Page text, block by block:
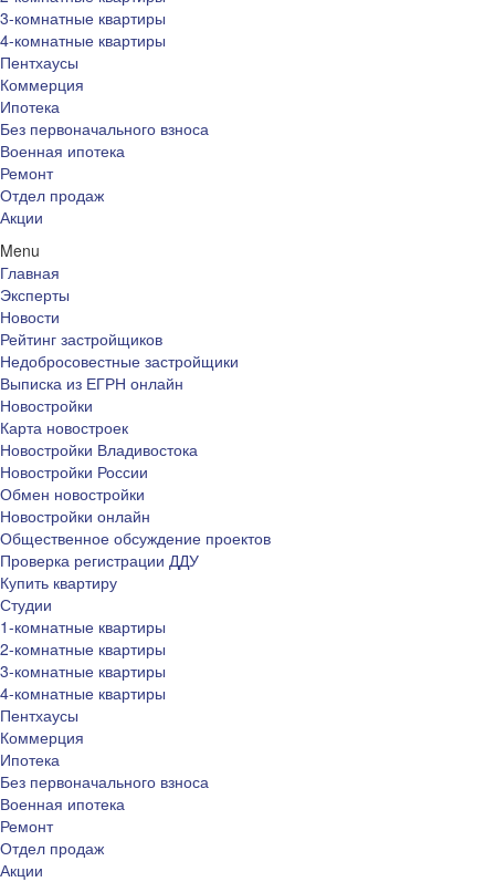
3-комнатные квартиры
4-комнатные квартиры
Пентхаусы
Коммерция
Ипотека
Без первоначального взноса
Военная ипотека
Ремонт
Отдел продаж
Акции
Menu
Главная
Эксперты
Новости
Рейтинг застройщиков
Недобросовестные застройщики
Выписка из ЕГРН онлайн
Новостройки
Карта новостроек
Новостройки Владивостока
Новостройки России
Обмен новостройки
Новостройки онлайн
Общественное обсуждение проектов
Проверка регистрации ДДУ
Купить квартиру
Студии
1-комнатные квартиры
2-комнатные квартиры
3-комнатные квартиры
4-комнатные квартиры
Пентхаусы
Коммерция
Ипотека
Без первоначального взноса
Военная ипотека
Ремонт
Отдел продаж
Акции